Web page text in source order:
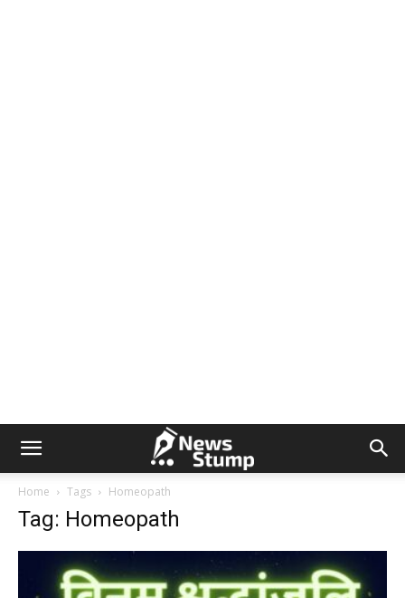
Home Tags Homeopath
Tag: Homeopath